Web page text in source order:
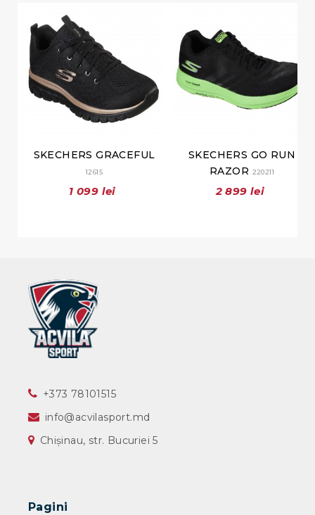
SKECHERS GRACEFUL
12615
1 099 lei
SKECHERS GO RUN
RAZOR
220211
2 899 lei
‎+373 78101515
info@acvilasport.md
Chișinau, str. Bucuriei 5
Pagini